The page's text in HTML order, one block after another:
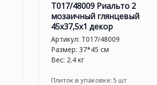
T017/48009 Риальто 2
мозаичный глянцевый
45x37,5x1 декор
Артикул: T017/48009
Размер: 37*45 см
Вес: 2.4 кг
Плиток в упаковке: 5 шт